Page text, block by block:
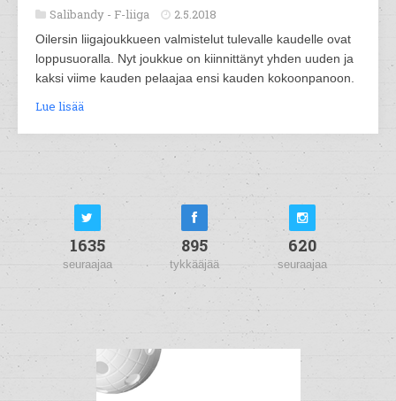
Salibandy - F-liiga 2.5.2018
Oilersin liigajoukkueen valmistelut tulevalle kaudelle ovat
loppusuoralla. Nyt joukkue on kiinnittänyt yhden uuden ja
kaksi viime kauden pelaajaa ensi kauden kokoonpanoon.
Lue lisää
1635
seuraajaa
895
tykkääjää
620
seuraajaa